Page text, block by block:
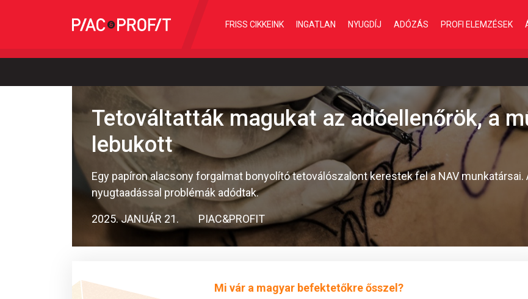
FRISS CIKKEINK INGATLAN NYUGDÍJ ADÓZÁS PROFI ELEMZÉSEK
Tetováltatták magukat az adóellenőrök, a
lebukott
Egy papíron alacsony forgalmat bonyolító tetoválószalont kerestek fel a NAV munkatársai.
nyugtaadással problémák adódtak.
2025. JANUÁR 21. PIAC&PROFIT
Mi vár a magyar befektetőkre ősszel?